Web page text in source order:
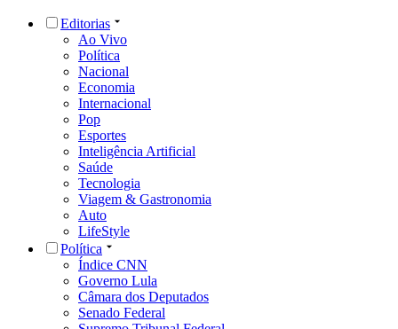
Editorias
Ao Vivo
Política
Nacional
Economia
Internacional
Pop
Esportes
Inteligência Artificial
Saúde
Tecnologia
Viagem & Gastronomia
Auto
LifeStyle
Política
Índice CNN
Governo Lula
Câmara dos Deputados
Senado Federal